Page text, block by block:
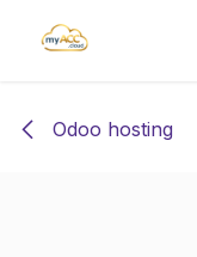
Odoo hosting